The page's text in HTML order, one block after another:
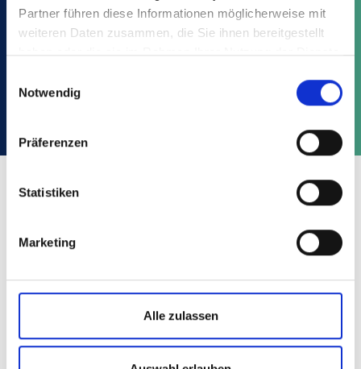
Partner führen diese Informationen möglicherweise mit
weiteren Daten zusammen, die Sie ihnen bereitgestellt
haben oder die sie im Rahmen Ihrer Nutzung der Dienste
Notwendig
Präferenzen
Statistiken
Marketing
Alle zulassen